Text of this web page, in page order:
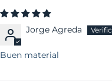
Jorge Agreda
Buen material